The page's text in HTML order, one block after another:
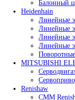
Плата
Festo
Heidenhain